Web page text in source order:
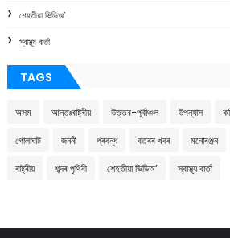
শেহতীয়া ভিডিঅ’
স্বাস্থ্য বাৰ্তা
TAGS
অসম আন্তঃৰাষ্ট্ৰীয় উত্তৰ-পূৰ্বাঞ্চল উপন্যাস
গোলাঘাট জননী প্ৰবন্ধ বতৰৰ খবৰ মনোৰঞ্জন
ৰাষ্ট্ৰীয় শব্দৰ পৃথিবী শেহতীয়া ভিডিঅ’ স্বাস্থ্য বাৰ্তা